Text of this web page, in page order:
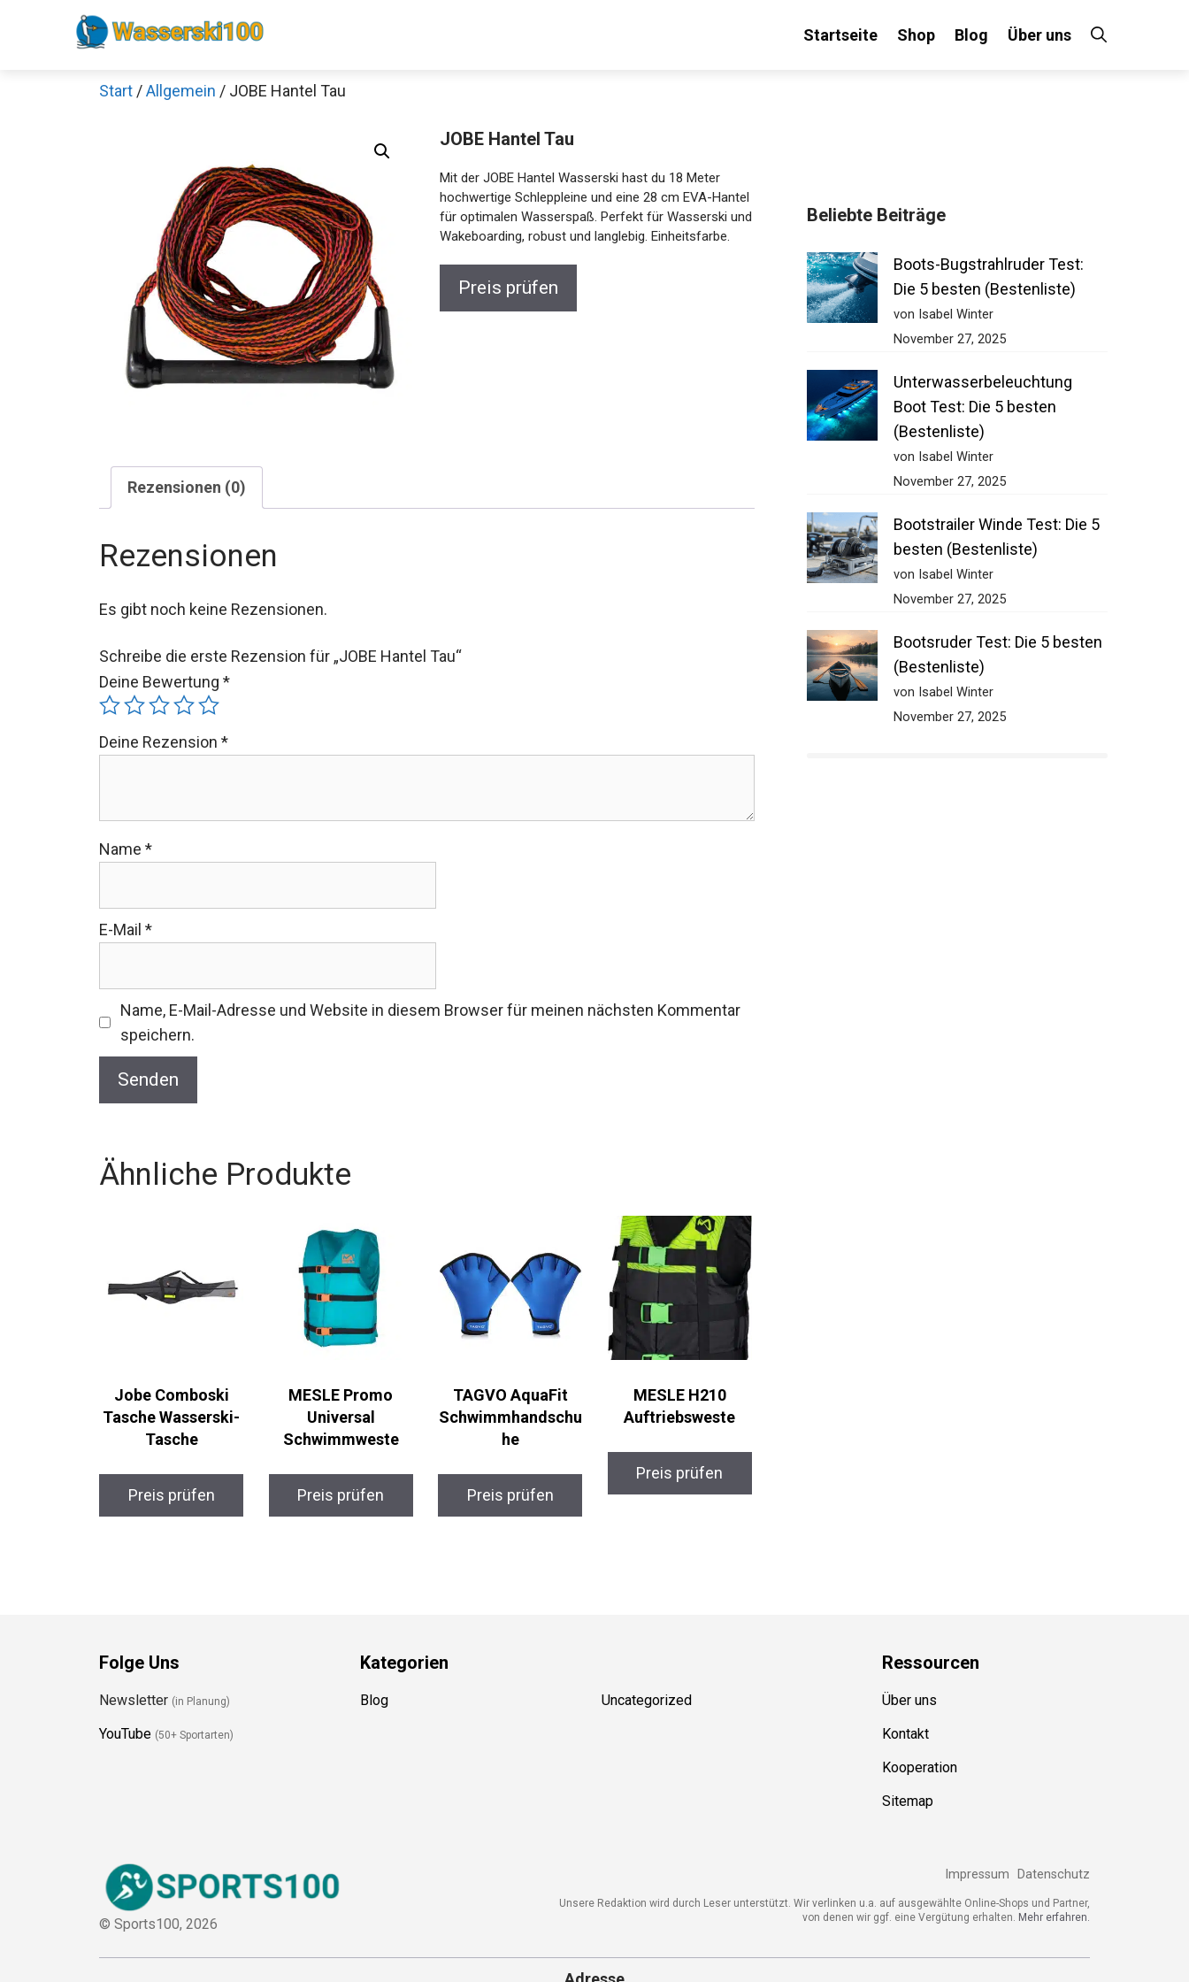
Startseite Shop Blog Über uns
Start /Allgemein / JOBE Hantel Tau
JOBE Hantel Tau
Mit der JOBE Hantel Wasserski hast du 18 Meter
hochwertige Schleppleine und eine 28 cm EVA-Hantel
für optimalen Wasserspaß. Perfekt für Wasserski und
Wakeboarding, robust und langlebig. Einheitsfarbe.
Preis prüfen
Rezensionen (0)
Rezensionen
Es gibt noch keine Rezensionen.
Schreibe die erste Rezension für „JOBE Hantel Tau“
Deine Bewertung *
Deine Rezension *
Name *
E-Mail *
Name, E-Mail-Adresse und Website in diesem Browser für meinen nächsten Kommentar
speichern.
Ähnliche Produkte
Jobe Comboski
Tasche Wasserski-
Tasche
Preis prüfen
MESLE Promo
Universal
Schwimmweste
Preis prüfen
TAGVO AquaFit
Schwimmhandschu
he
Preis prüfen
MESLE H210
Auftriebsweste
Preis prüfen
Beliebte Beiträge
Boots-Bugstrahlruder Test:
Die 5 besten (Bestenliste)
von Isabel Winter
November 27, 2025
Unterwasserbeleuchtung
Boot Test: Die 5 besten
(Bestenliste)
von Isabel Winter
November 27, 2025
Bootstrailer Winde Test: Die 5
besten (Bestenliste)
von Isabel Winter
November 27, 2025
Bootsruder Test: Die 5 besten
(Bestenliste)
von Isabel Winter
November 27, 2025
Folge Uns
Newsletter (in Planung)
YouTube (50+ Sportarten)
Kategorien
Blog Uncategorized
Ressourcen
Über uns
Kontakt
Kooperation
Sitemap
© Sports100, 2026
Impressum Datenschutz
Unsere Redaktion wird durch Leser unterstützt. Wir verlinken u.a. auf ausgewählte Online-Shops und Partner,
von denen wir ggf. eine Vergütung erhalten. Mehr erfahren.